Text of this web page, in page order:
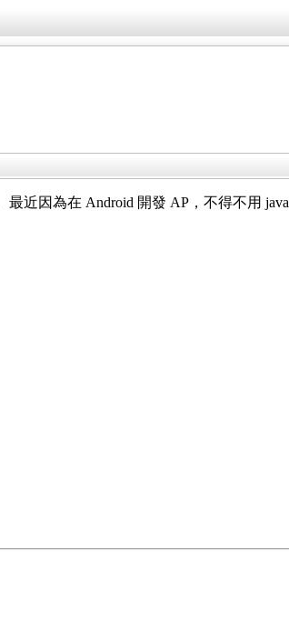
近因為在 Android 開發 AP，不得不用 java